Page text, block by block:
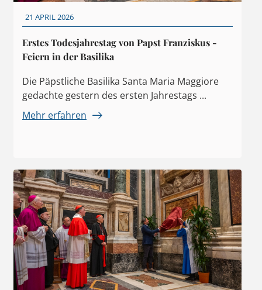
21 APRIL 2026
Erstes Todesjahrestag von Papst Franziskus -
Feiern in der Basilika
Die Päpstliche Basilika Santa Maria Maggiore
gedachte gestern des ersten Jahrestags ...
Mehr erfahren